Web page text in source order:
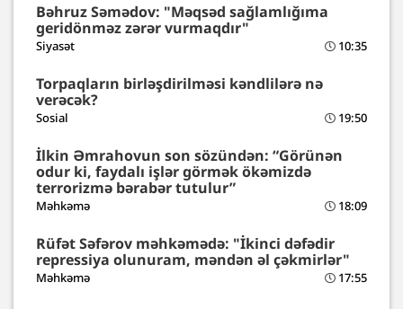
Bəhruz Səmədov: "Məqsəd sağlamlığıma
geridönməz zərər vurmaqdır"
Siyasət 10:35
Torpaqların birləşdirilməsi kəndlilərə nə
verəcək?
Sosial 19:50
İlkin Əmrahovun son sözündən: “Görünən
odur ki, faydalı işlər görmək ökəmizdə
terrorizmə bərabər tutulur”
Məhkəmə 18:09
Rüfət Səfərov məhkəmədə: "İkinci dəfədir
repressiya olunuram, məndən əl çəkmirlər"
Məhkəmə 17:55